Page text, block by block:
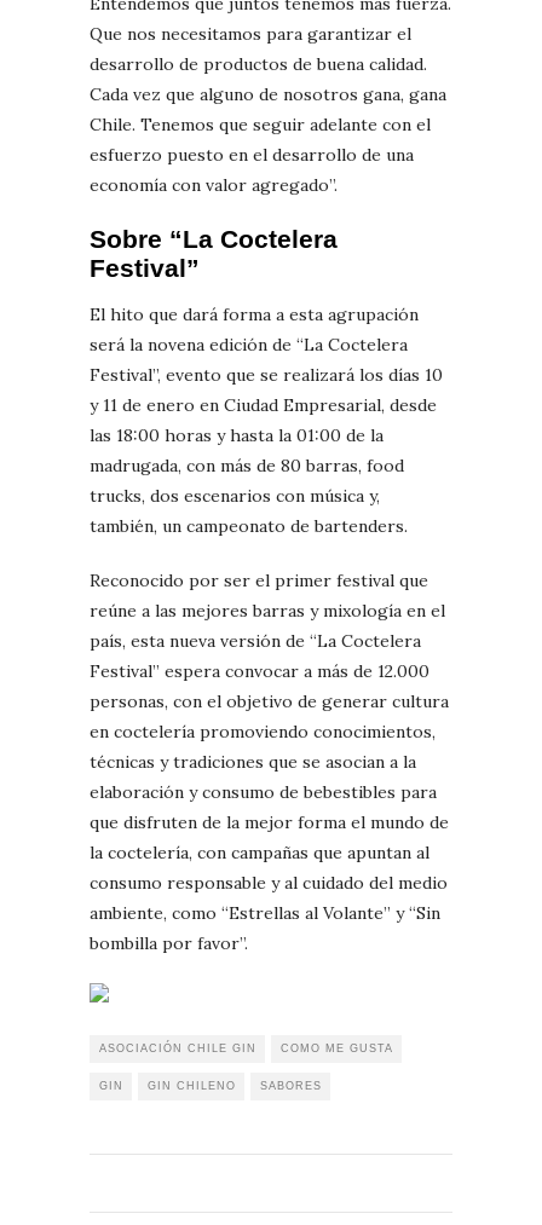
Que nos necesitamos para garantizar el
desarrollo de productos de buena calidad.
Cada vez que alguno de nosotros gana, gana
Chile. Tenemos que seguir adelante con el
esfuerzo puesto en el desarrollo de una
economía con valor agregado”.
Sobre “La Coctelera
Festival”
El hito que dará forma a esta agrupación
será la novena edición de “La Coctelera
Festival”, evento que se realizará los días 10
y 11 de enero en Ciudad Empresarial, desde
las 18:00 horas y hasta la 01:00 de la
madrugada, con más de 80 barras, food
trucks, dos escenarios con música y,
también, un campeonato de bartenders.
Reconocido por ser el primer festival que
reúne a las mejores barras y mixología en el
país, esta nueva versión de “La Coctelera
Festival” espera convocar a más de 12.000
personas, con el objetivo de generar cultura
en coctelería promoviendo conocimientos,
técnicas y tradiciones que se asocian a la
elaboración y consumo de bebestibles para
que disfruten de la mejor forma el mundo de
la coctelería, con campañas que apuntan al
consumo responsable y al cuidado del medio
ambiente, como “Estrellas al Volante” y “Sin
bombilla por favor”.
ASOCIACIÓN CHILE GIN COMO ME GUSTA
GIN GIN CHILENO SABORES